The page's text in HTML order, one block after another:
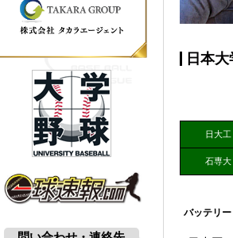
日本
日大工
石専大
バッテリー